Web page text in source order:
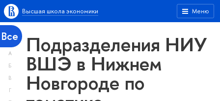
Меню
Высшая школа экономики
Все
А
Б
В
Г
Подразделения НИУ
ВШЭ в Нижнем
Новгороде по